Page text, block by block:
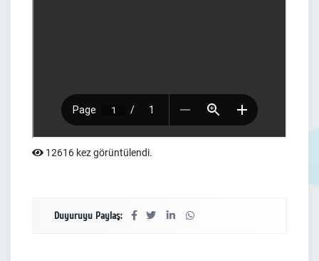
12616 kez görüntülendi.
Duyuruyu Paylaş: